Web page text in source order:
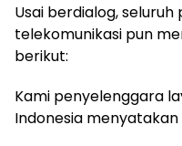
Usai berdialog,
telekomunikasi pun
berikut:
Kami penyelenggara
Indonesia